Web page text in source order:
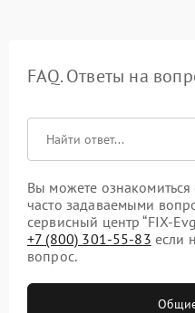
FAQ. Ответы на
Вы можете
часто задаваемыми
сервисный центр “FIX-
+7 (800) 301-55-83 если
вопрос.